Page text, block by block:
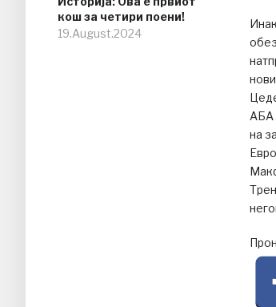
кош за четири поени!
19.August.2024
АБА
на